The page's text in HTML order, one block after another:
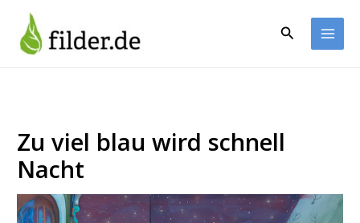
Inhalt
springen
Suchen
Zu viel blau wird schnell
Nacht